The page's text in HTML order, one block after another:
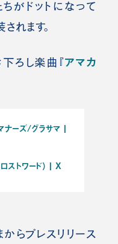
がドットになって
されます。
ろし楽曲『アマカ
ナーズ/グラサマ |
トワード） | X
らプレスリ リース